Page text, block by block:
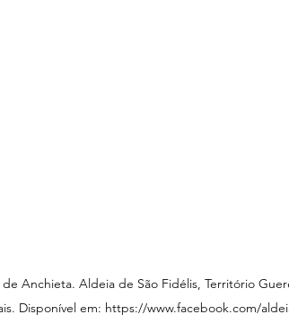
de Anchieta. Aldeia de São Fidélis, Território
Disponível em: https://www.facebook.com/